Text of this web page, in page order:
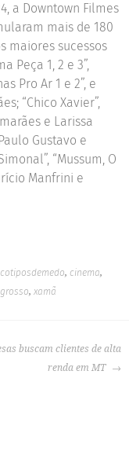
a Downtown Filmes
mais de 180
maiores sucessos
Peça 1, 2 e 3”,
Pro Ar 1 e 2”, e
“Chico Xavier”,
e Larissa
Gustavo e
“Mussum, O
Manfrini e
, cinema,
,xamã
buscam clientes de alta
renda em MT